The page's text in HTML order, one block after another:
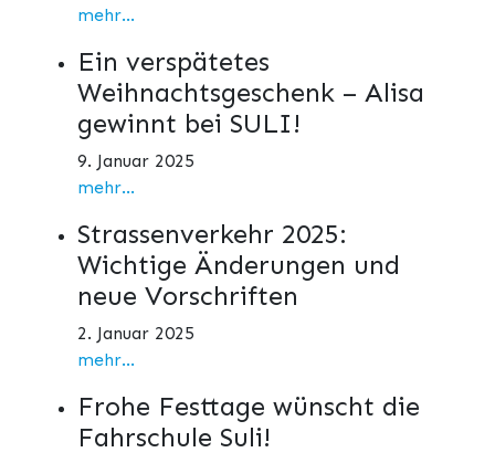
mehr...
Ein verspätetes
Weihnachtsgeschenk – Alisa
gewinnt bei SULI!
9. Januar 2025
mehr...
Strassenverkehr 2025:
Wichtige Änderungen und
neue Vorschriften
2. Januar 2025
mehr...
Frohe Festtage wünscht die
Fahrschule Suli!